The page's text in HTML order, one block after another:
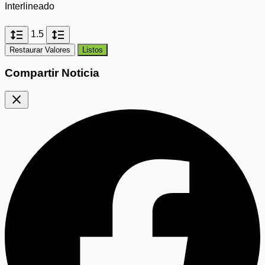
Interlineado
format_line_spacing 1.5 format_line_spacing
Restaurar Valores Listos
Compartir Noticia
close